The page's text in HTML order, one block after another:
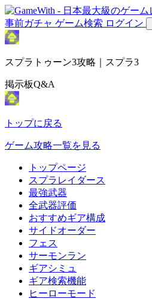
事前ガチャ ゲーム検索 ログイン
スプラトゥーン3攻略｜スプラ3
掲示板Q&A
トップに戻る
ゲーム攻略一覧を見る
トップページ
スプラレイダース
最強武器
全武器評価
おすすめギア構成
サイドオーダー
フェス
サーモンラン
ギアシミュ
ギア検索機能
ヒーローモード